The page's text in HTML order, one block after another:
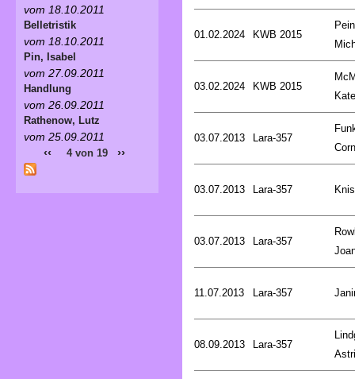
01.02.2024 KWB 2015
03.02.2024 KWB 2015
Kate
03.07.2013 Lara-357
03.07.2013 Lara-357
03.07.2013 Lara-357
11.07.2013 Lara-357
08.09.2013 Lara-357
vom 18.10.2011
Belletristik
vom 18.10.2011
Pin, Isabel
vom 27.09.2011
Handlung
vom 26.09.2011
Rathenow, Lutz
vom 25.09.2011
‹‹ 4 von 19 ››